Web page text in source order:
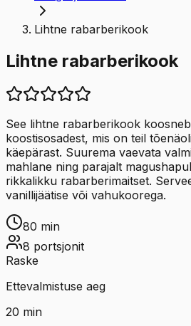
Lihtne rabarberikook
Lihtne rabarberikook
See lihtne rabarberikook
koostisosadest, mis on teil
käepärast. Suurema vaevata
mahlane ning parajalt
rikkalikku rabarberimaitset.
vanillijäätise või vahukoorega.
80 min
8 portsjonit
Raske
Ettevalmistuse aeg
20 min